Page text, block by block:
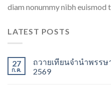
diam nonummy nibh euismod
LATEST POSTS
27
ก.ค.
ถวายเทียนจำนำพรรษ
2569